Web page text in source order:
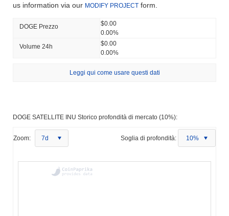
us information via our MODIFY PROJECT form.
DOGE Prezzo
$0.00
0.00%
Volume 24h
$0.00
0.00%
Leggi qui come usare questi dati
DOGE SATELLITE INU Storico profondità di mercato (10%):
Zoom: 7d Soglia di profondità: 10%